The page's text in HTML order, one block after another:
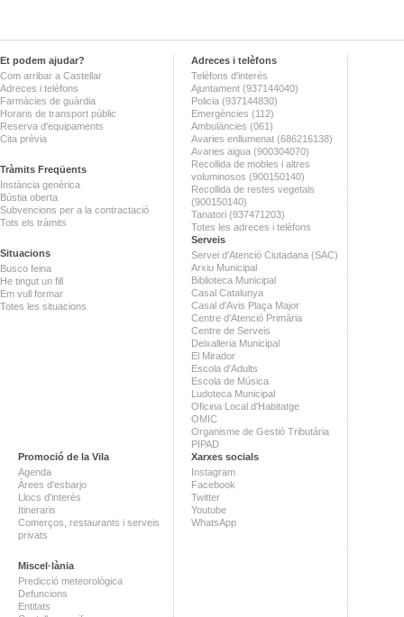
Et podem ajudar?
Com arribar a Castellar
Adreces i telèfons
Farmàcies de guàrdia
Horaris de transport públic
Reserva d'equipaments
Cita prèvia
Tràmits Freqüents
Instància genèrica
Bústia oberta
Subvencions per a la contractació
Tots els tràmits
Situacions
Busco feina
He tingut un fill
Em vull formar
Totes les situacions
Adreces i telèfons
Telèfons d'interès
Ajuntament (937144040)
Policia (937144830)
Emergències (112)
Ambulàncies (061)
Avaries enllumenat (686216138)
Avaries aigua (900304070)
Recollida de mobles i altres
voluminosos (900150140)
Recollida de restes vegetals
(900150140)
Tanatori (937471203)
Totes les adreces i telèfons
Serveis
Servei d'Atenció Ciutadana (SAC)
Arxiu Municipal
Biblioteca Municipal
Casal Catalunya
Casal d'Avis Plaça Major
Centre d'Atenció Primària
Centre de Serveis
Deixalleria Municipal
El Mirador
Escola d'Adults
Escola de Música
Ludoteca Municipal
Oficina Local d'Habitatge
OMIC
Organisme de Gestió Tributària
PIPAD
Promoció de la Vila
Agenda
Àrees d'esbarjo
Llocs d'interès
Itineraris
Comerços, restaurants i serveis
privats
Miscel·lània
Predicció meteorològica
Defuncions
Entitats
Xarxes socials
Instagram
Facebook
Twitter
Youtube
WhatsApp